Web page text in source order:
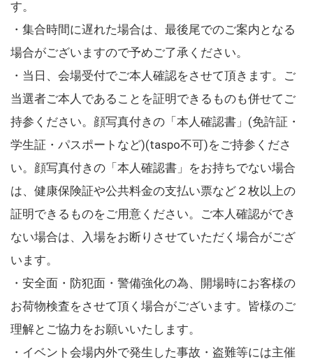
す。
・集合時間に遅れた場合は、最後尾でのご案内となる
場合がございますので予めご了承ください。
・当日、会場受付でご本人確認をさせて頂きます。ご
当選者ご本人であることを証明できるものも併せてご
持参ください。顔写真付きの「本人確認書」(免許証・
学生証・パスポートなど)(taspo不可)をご持参くださ
い。顔写真付きの「本人確認書」をお持ちでない場合
は、健康保険証や公共料金の支払い票など２枚以上の
証明できるものをご用意ください。ご本人確認ができ
ない場合は、入場をお断りさせていただく場合がござ
います。
・安全面・防犯面・警備強化の為、開場時にお客様の
お荷物検査をさせて頂く場合がございます。皆様のご
理解とご協力をお願いいたします。
・イベント会場内外で発生した事故・盗難等には主催